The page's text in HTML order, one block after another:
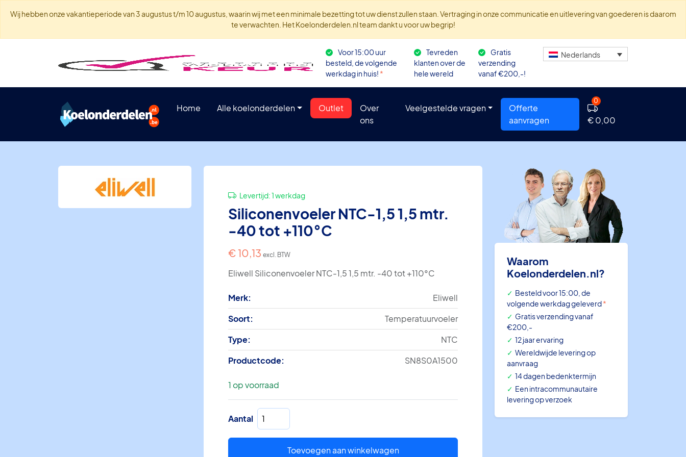
Wij hebben onze vakantieperiode van 3 augustus t/m 10 augustus, waarin wij met een minimale bezetting tot uw dienst zullen staan. Vertraging in onze communicatie en uitlevering van goederen is daarom
te verwachten. Het Koelonderdelen.nl team dankt u voor uw begrip!
Voor 15:00 uur
besteld, de volgende
werkdag in huis! *
Tevreden
klanten over de
hele wereld
Gratis
verzending
vanaf €200,-!
Nederlands
Home Alle koelonderdelen Outlet
Over
ons
Veelgestelde vragen
Offerte
aanvragen
0
€ 0,00
Levertijd:1 werkdag
Siliconenvoeler NTC-1,5 1,5 mtr.
-40 tot +110°C
€10,13 excl. BTW
Eliwell Siliconenvoeler NTC-1,5 1,5 mtr. -40 tot +110°C
Merk:
Eliwell
Soort:
Temperatuurvoeler
Type:
NTC
Productcode:
SN8S0A1500
1 op voorraad
Aantal Siliconenvoeler
NTC-
1,5
Toevoegen aan winkelwagen
Waarom
Koelonderdelen.nl?
Besteld voor 15:00, de
volgende werkdag geleverd*
Gratis verzending vanaf
€200,-
12 jaar ervaring
Wereldwijde levering op
aanvraag
14 dagen bedenktermijn
Een intracommunautaire
levering op verzoek